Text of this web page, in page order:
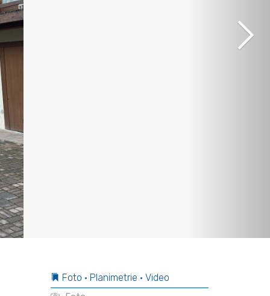
Foto • Planimetrie • Video